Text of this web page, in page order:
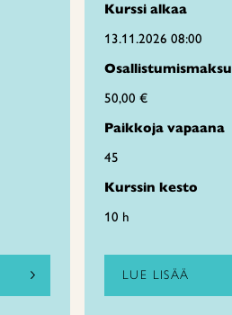
Kurssi alkaa
13.11.2026 08:00
Osallistumismaksu
50,00 €
Paikkoja vapaana
45
Kurssin kesto
10 h
LUE LISÄÄ